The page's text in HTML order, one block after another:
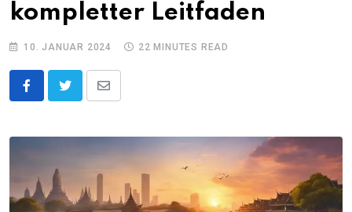
kompletter Leitfaden
10. JANUAR 2024 22 MINUTES READ
Share
Email